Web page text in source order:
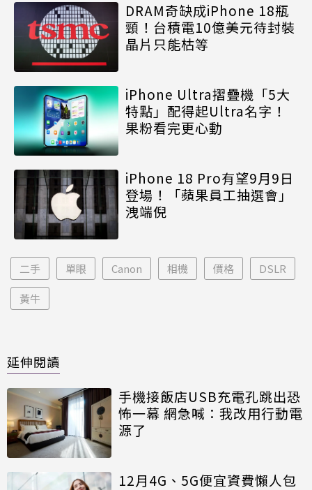
DRAM奇缺成iPhone 18瓶
頸！台積電10億美元待封裝
晶片只能枯等
iPhone Ultra摺疊機「5大
特點」配得起Ultra名字！
果粉看完更心動
iPhone 18 Pro有望9月9日
登場！「蘋果員工抽選會」
洩端倪
二手 單眼 Canon 相機 價格 DSLR
黃牛
延伸閱讀
手機接飯店USB充電孔跳出恐
怖一幕 網急喊：我改用行動電
源了
12月4G、5G便宜資費懶人包